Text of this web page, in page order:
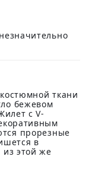
ткани
бежевом
с V-
прорезные
в
этой же